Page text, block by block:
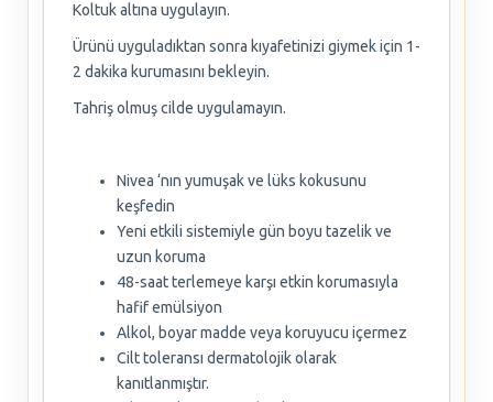
Koltuk altına uygulayın.
Ürünü uyguladıktan sonra kıyafetinizi giymek için 1-
2 dakika kurumasını bekleyin.
Tahriş olmuş cilde uygulamayın.
Nivea ‘nın yumuşak ve lüks kokusunu
keşfedin
Yeni etkili sistemiyle gün boyu tazelik ve
uzun koruma
48-saat terlemeye karşı etkin korumasıyla
hafif emülsiyon
Alkol, boyar madde veya koruyucu içermez
Cilt toleransı dermatolojik olarak
kanıtlanmıştır.